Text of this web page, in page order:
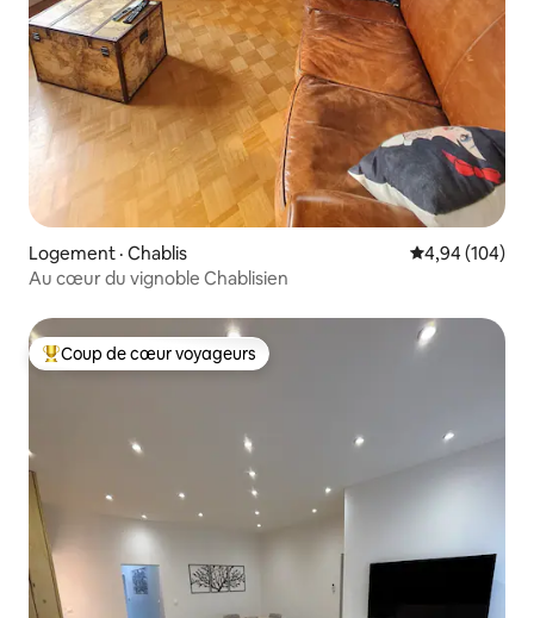
Logement · Chablis Note
4,94 (104)
Au cœur du vignoble Chablisien
Coup de cœur voyageurs parmi les plus aimés
Coup de cœur voyageurs